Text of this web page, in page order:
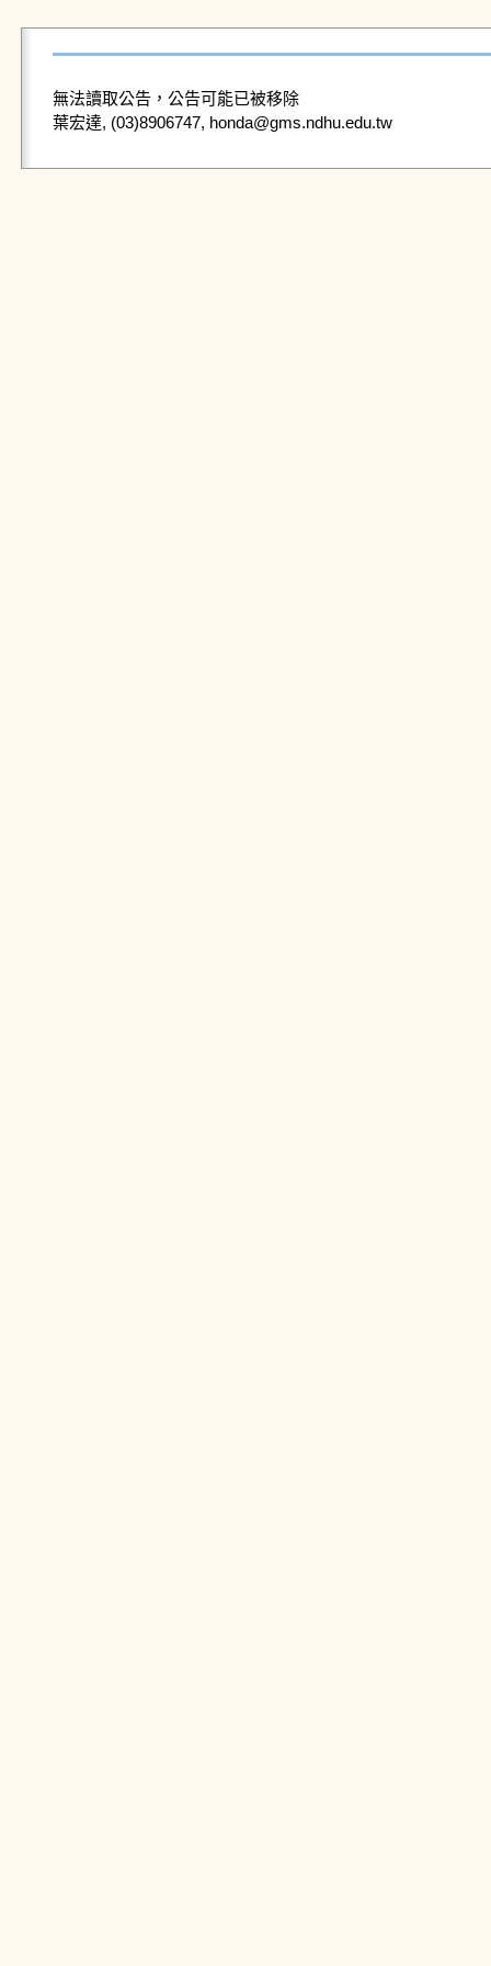
無法讀取公告，公告可能已被移除
葉宏達, (03)8906747, honda@gms.ndhu.edu.tw